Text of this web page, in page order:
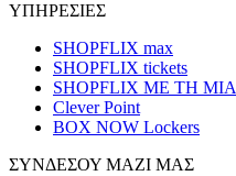
ΥΠΗΡΕΣΙΕΣ
SHOPFLIX max
SHOPFLIX tickets
SHOPFLIX ΜΕ ΤΗ ΜΙΑ
Clever Point
BOX NOW Lockers
ΣΥΝΔΕΣΟΥ ΜΑΖΙ ΜΑΣ